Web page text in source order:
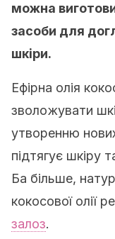
можна
засоби для
шкіри.
Ефірна олія
зволожувати
утворенню
підтягує шкіру
Ба більше,
кокосової олії
залоз.